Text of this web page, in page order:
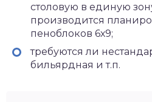
столовую в единую
производится
пеноблоков 6х9;
требуются ли
бильярдная и т.п.